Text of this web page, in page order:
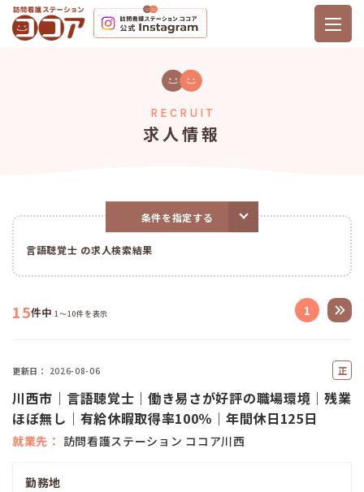
RECRUIT
求人情報
条件を指定する
言語聴覚士 の求人検索結果
15件中 1～10件を表示 1
更新日 2026-08-06
正
員
川西市｜言語聴覚士｜働き易さが好評の職場環境｜残業
ほぼ無し｜有給休暇取得率100％｜年間休日125日
就業先 訪問看護ステーション ココア川西
勤務地